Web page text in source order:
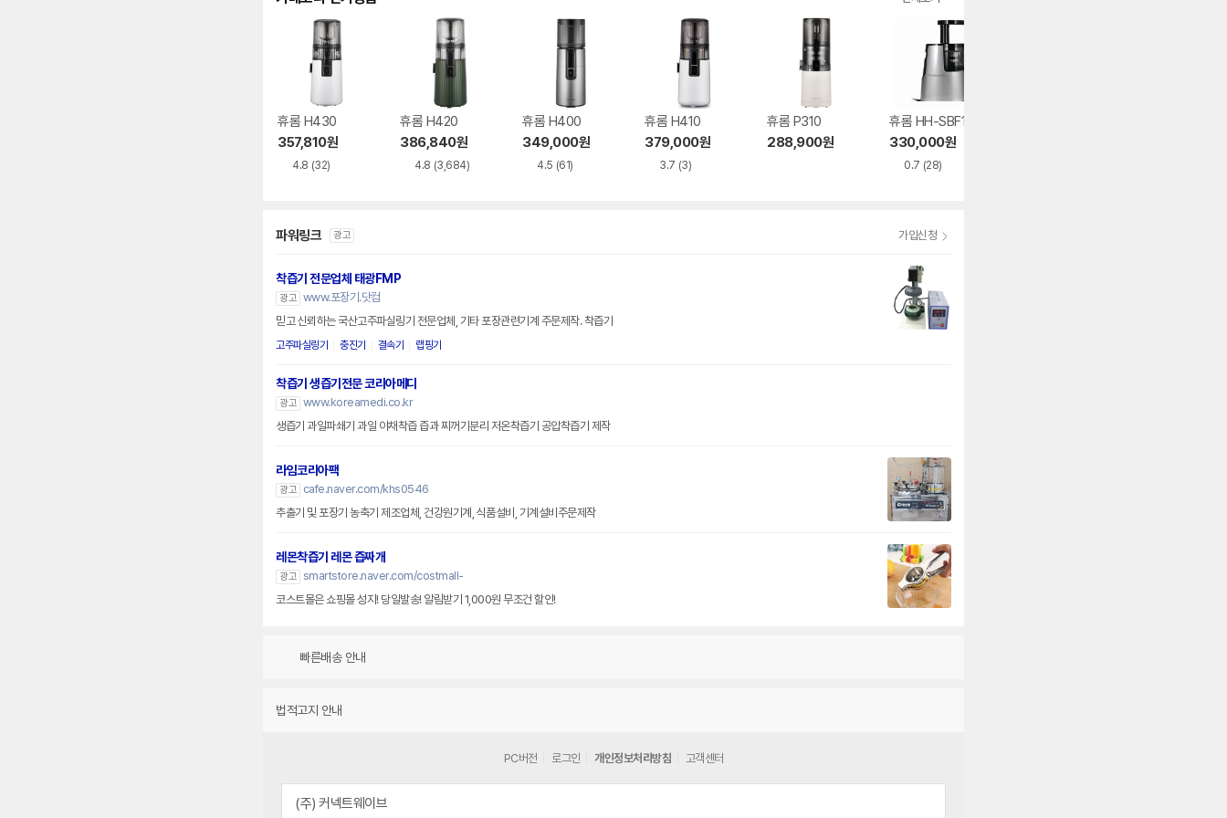
휴롬 H430
357,810원
4.8 (32)
휴롬 H420
386,840원
4.8 (3,684)
휴롬 H400
349,000원
4.5 (61)
휴롬 H410
379,000원
3.7 (3)
휴롬 P310
288,900원
휴롬 HH-SBF11
330,000원
0.7 (28)
파워링크 광고 가입신청
착즙기 전문업체 태광FMP
광고 www.포장기.닷컴
믿고 신뢰하는 국산고주파실링기 전문업체, 기타 포장관련기계 주문제작. 착즙기
고주파실링기 충진기 결속기 랩핑기
착즙기 생즙기전문 코리아메디
광고 www.koreamedi.co.kr
생즙기 과일파쇄기 과일 야채착즙 즙과 찌꺼기분리 저온착즙기 공압착즙기 제작
라임코리아팩
광고
cafe.naver.com/khs0546
추출기 및 포장기 농축기 제조업체, 건강원기계, 식품설비, 기계설비주문제작
레몬착즙기 레몬 즙짜개
광고 smartstore.naver.com/costmall-
코스트몰은 쇼핑몰 성지! 당일발송! 알림받기 1,000원 무조건 할인!
빠른배송 안내
법적고지 안내
PC버전 로그인 개인정보처리방침 고객센터
(주) 커넥트웨이브